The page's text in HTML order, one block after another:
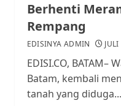
2
Berhenti
Rempang
EDISINYA ADMIN
EDISI.CO, BATAM–
Batam, kembali
tanah yang diduga...